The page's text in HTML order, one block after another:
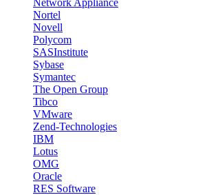
Nortel
Novell
Polycom
SASInstitute
Sybase
Symantec
The Open Group
Tibco
VMware
Zend-Technologies
IBM
Lotus
OMG
Oracle
RES Software